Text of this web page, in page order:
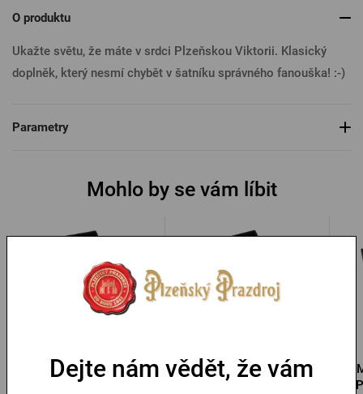
O produktu
Ukažte světu, že máte v srdci Plzeňskou Viktorii. Klasický
doplněk, který nesmí chybět v šatníku správného fanouška! :-)
Parametry
Mohlo by se vám líbit
Manžetové knoflíčky
Pilsner Urquell zelené
Náušnice Pilsner Urquell
Dejte nám vědět, že vám